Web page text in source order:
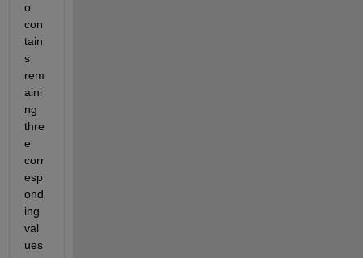
o
con
tain
s
rem
aini
ng
thre
e
corr
esp
ond
ing
val
ues